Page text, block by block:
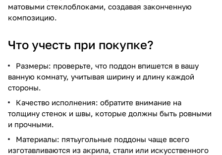
матовыми стеклоблоками, создавая законченную
композицию.
Что учесть при покупке?
Размеры: проверьте, что поддон впишется в вашу
ванную комнату, учитывая ширину и длину каждой
стороны.
Качество исполнения: обратите внимание на
толщину стенок и швы, которые должны быть ровными
и прочными.
Материалы: пятьугольные поддоны чаще всего
изготавливаются из акрила, стали или искусственного